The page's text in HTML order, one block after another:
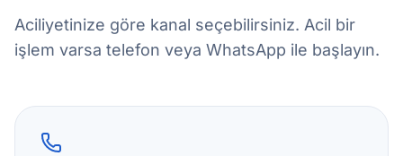
Aciliyetinize göre kanal seçebilirsiniz. Acil bir
işlem varsa telefon veya WhatsApp ile başlayın.